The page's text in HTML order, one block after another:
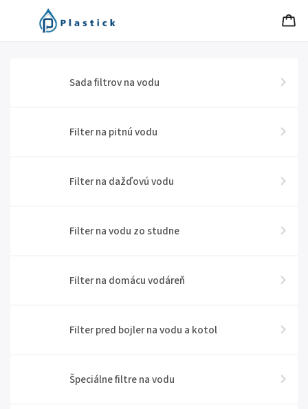
Sada filtrov na vodu
Filter na pitnú vodu
Filter na dažďovú vodu
Filter na vodu zo studne
Filter na domácu vodáreň
Filter pred bojler na vodu a kotol
Špeciálne filtre na vodu